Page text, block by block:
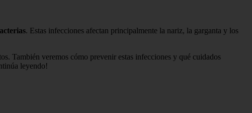
. Estas infecciones afectan principalmente la nariz, la garganta y los
También veremos cómo prevenir estas infecciones y qué cuidados
leyendo!